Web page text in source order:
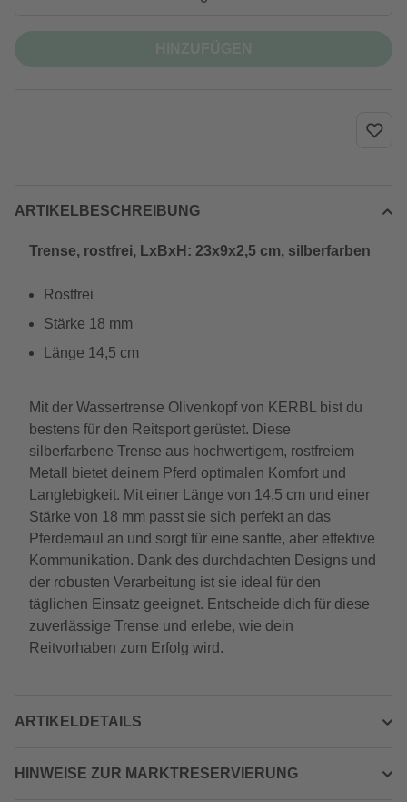
ARTIKELBESCHREIBUNG
Trense, rostfrei, LxBxH: 23x9x2,5 cm, silberfarben
Rostfrei
Stärke 18 mm
Länge 14,5 cm
Mit der Wassertrense Olivenkopf von KERBL bist du
bestens für den Reitsport gerüstet. Diese
silberfarbene Trense aus hochwertigem, rostfreiem
Metall bietet deinem Pferd optimalen Komfort und
Langlebigkeit. Mit einer Länge von 14,5 cm und einer
Stärke von 18 mm passt sie sich perfekt an das
Pferdemaul an und sorgt für eine sanfte, aber effektive
Kommunikation. Dank des durchdachten Designs und
der robusten Verarbeitung ist sie ideal für den
täglichen Einsatz geeignet. Entscheide dich für diese
zuverlässige Trense und erlebe, wie dein
Reitvorhaben zum Erfolg wird.
ARTIKELDETAILS
HINWEISE ZUR MARKTRESERVIERUNG